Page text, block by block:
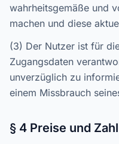
wahrheitsgemäße und
machen und diese
(3) Der Nutzer ist für
Zugangsdaten
unverzüglich zu
einem Missbrauch
§ 4 Preise und